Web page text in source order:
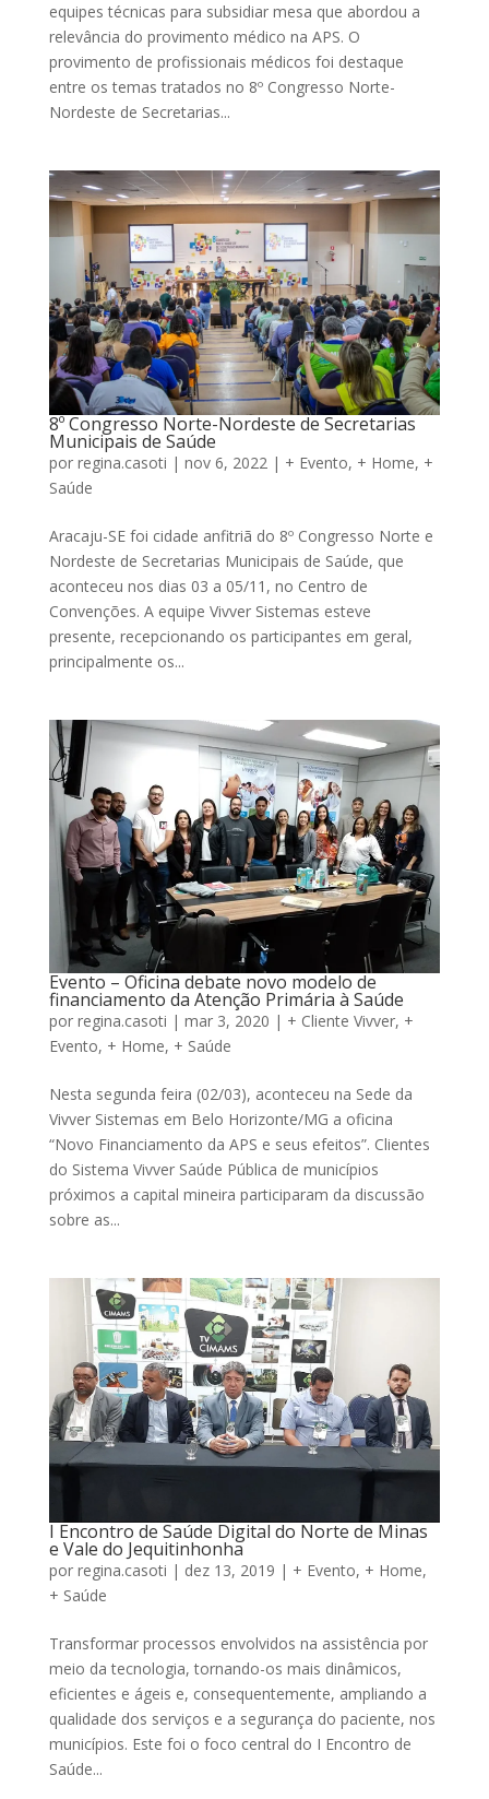
equipes técnicas para subsidiar mesa que abordou a
relevância do provimento médico na APS. O
provimento de profissionais médicos foi destaque
entre os temas tratados no 8º Congresso Norte-
Nordeste de Secretarias...
8º Congresso Norte-Nordeste de Secretarias
Municipais de Saúde
por regina.casoti | nov 6, 2022| + Evento, + Home, +
Saúde
Aracaju-SE foi cidade anfitriã do 8º Congresso Norte e
Nordeste de Secretarias Municipais de Saúde, que
aconteceu nos dias 03 a 05/11, no Centro de
Convenções. A equipe Vivver Sistemas esteve
presente, recepcionando os participantes em geral,
principalmente os...
Evento – Oficina debate novo modelo de
financiamento da Atenção Primária à Saúde
por regina.casoti | mar 3, 2020 | + Cliente Vivver, +
Evento, + Home, + Saúde
Nesta segunda feira (02/03), aconteceu na Sede da
Vivver Sistemas em Belo Horizonte/MG a oficina
“Novo Financiamento da APS e seus efeitos”. Clientes
do Sistema Vivver Saúde Pública de municípios
próximos a capital mineira participaram da discussão
sobre as...
I Encontro de Saúde Digital do Norte de Minas
e Vale do Jequitinhonha
por regina.casoti | dez 13, 2019 | + Evento, + Home,
+ Saúde
Transformar processos envolvidos na assistência por
meio da tecnologia, tornando-os mais dinâmicos,
eficientes e ágeis e, consequentemente, ampliando a
qualidade dos serviços e a segurança do paciente, nos
municípios. Este foi o foco central do I Encontro de
Saúde...